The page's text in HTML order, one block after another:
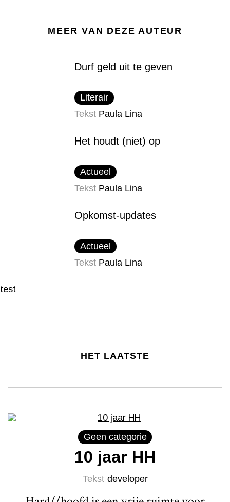
MEER VAN DEZE AUTEUR
Durf geld uit te geven
Literair
Tekst Paula Lina
Het houdt (niet) op
Actueel
Tekst Paula Lina
Opkomst-updates
Actueel
Tekst Paula Lina
test
HET LAATSTE
Geen categorie
10 jaar HH
Tekst developer